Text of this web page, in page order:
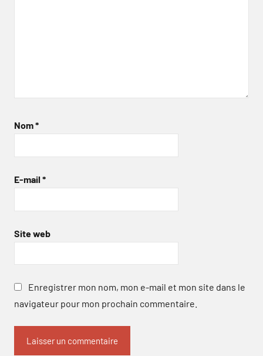
Nom*
E-mail *
Site web
Enregistrer mon nom, mon e-mail et mon site dans le
navigateur pour mon prochain commentaire.